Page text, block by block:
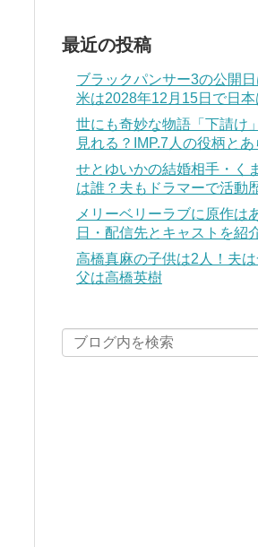
最近の投稿
ブラックパンサー3の公開
米は2028年12月15日で日本
世にも奇妙な物語「下請け
見れる？IMP.7人の役柄とあ
せとゆいかの結婚相手・く
は誰？夫もドラマーで活動
メリーベリーラブに原作は
日・配信先とキャストを紹
高橋真麻の子供は2人！夫
父は高橋英樹